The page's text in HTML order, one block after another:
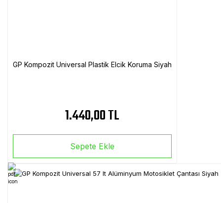
GP Kompozit Universal Plastik Elcik Koruma Siyah
1.440,00 TL
Sepete Ekle